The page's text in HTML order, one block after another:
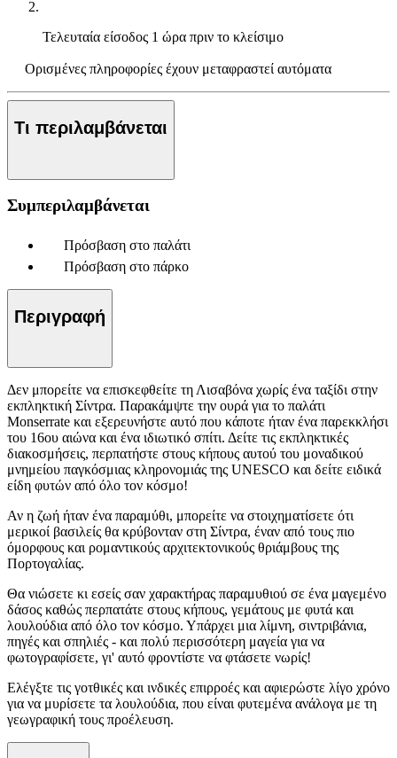
Τελευταία είσοδος 1 ώρα πριν το κλείσιμο
Ορισμένες πληροφορίες έχουν μεταφραστεί αυτόματα
Τι περιλαμβάνεται
Συμπεριλαμβάνεται
Πρόσβαση στο παλάτι
Πρόσβαση στο πάρκο
Περιγραφή
Δεν μπορείτε να επισκεφθείτε τη Λισαβόνα χωρίς ένα ταξίδι στην
εκπληκτική Σίντρα. Παρακάμψτε την ουρά για το παλάτι
Monserrate και εξερευνήστε αυτό που κάποτε ήταν ένα παρεκκλήσι
του 16ου αιώνα και ένα ιδιωτικό σπίτι. Δείτε τις εκπληκτικές
διακοσμήσεις, περπατήστε στους κήπους αυτού του μοναδικού
μνημείου παγκόσμιας κληρονομιάς της UNESCO και δείτε ειδικά
είδη φυτών από όλο τον κόσμο!
Αν η ζωή ήταν ένα παραμύθι, μπορείτε να στοιχηματίσετε ότι
μερικοί βασιλείς θα κρύβονταν στη Σίντρα, έναν από τους πιο
όμορφους και ρομαντικούς αρχιτεκτονικούς θριάμβους της
Πορτογαλίας.
Θα νιώσετε κι εσείς σαν χαρακτήρας παραμυθιού σε ένα μαγεμένο
δάσος καθώς περπατάτε στους κήπους, γεμάτους με φυτά και
λουλούδια από όλο τον κόσμο. Υπάρχει μια λίμνη, σιντριβάνια,
πηγές και σπηλιές - και πολύ περισσότερη μαγεία για να
φωτογραφίσετε, γι' αυτό φροντίστε να φτάσετε νωρίς!
Ελέγξτε τις γοτθικές και ινδικές επιρροές και αφιερώστε λίγο χρόνο
για να μυρίσετε τα λουλούδια, που είναι φυτεμένα ανάλογα με τη
γεωγραφική τους προέλευση.